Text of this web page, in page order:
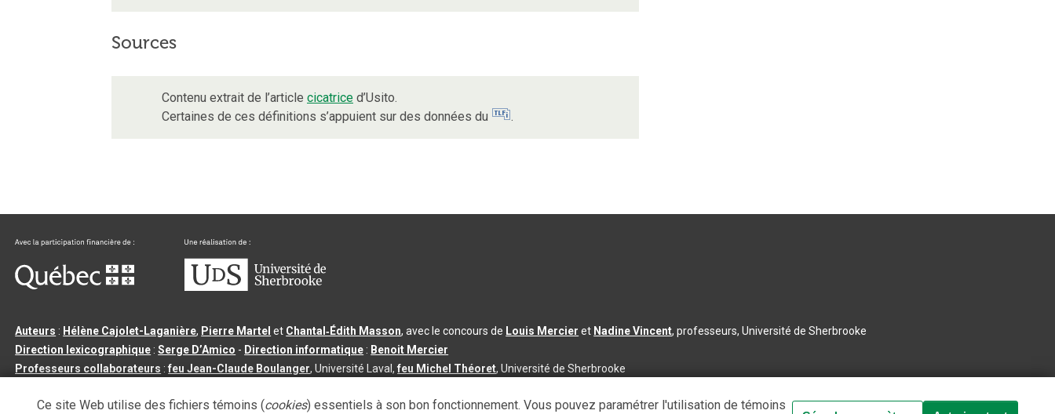
Sources
Contenu extrait de l’article cicatrice d’Usito.
Certaines de ces définitions s’appuient sur des données du
.
Auteurs : Hélène Cajolet-Laganière, Pierre Martel et Chantal‑Édith Masson, avec le concours de Louis Mercier et Nadine Vincent, professeurs, Université de Sherbrooke
Direction lexicographique :Serge D’Amico - Direction informatique : Benoit Mercier
Professeurs collaborateurs :feu Jean-Claude Boulanger, Université Laval,feu Michel Théoret, Université de Sherbrooke
Ce site Web utilise des fichiers témoins (cookies) essentiels à son bon fonctionnement. Vous pouvez paramétrer l'utilisation de témoins